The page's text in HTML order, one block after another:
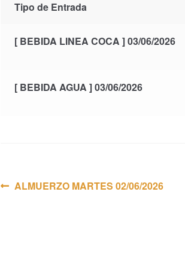
Tipo de Entrada
[ BEBIDA LINEA COCA ] 03/06/2026
[ BEBIDA AGUA ] 03/06/2026
Navegación
Anterior:
ALMUERZO MARTES 02/06/2026